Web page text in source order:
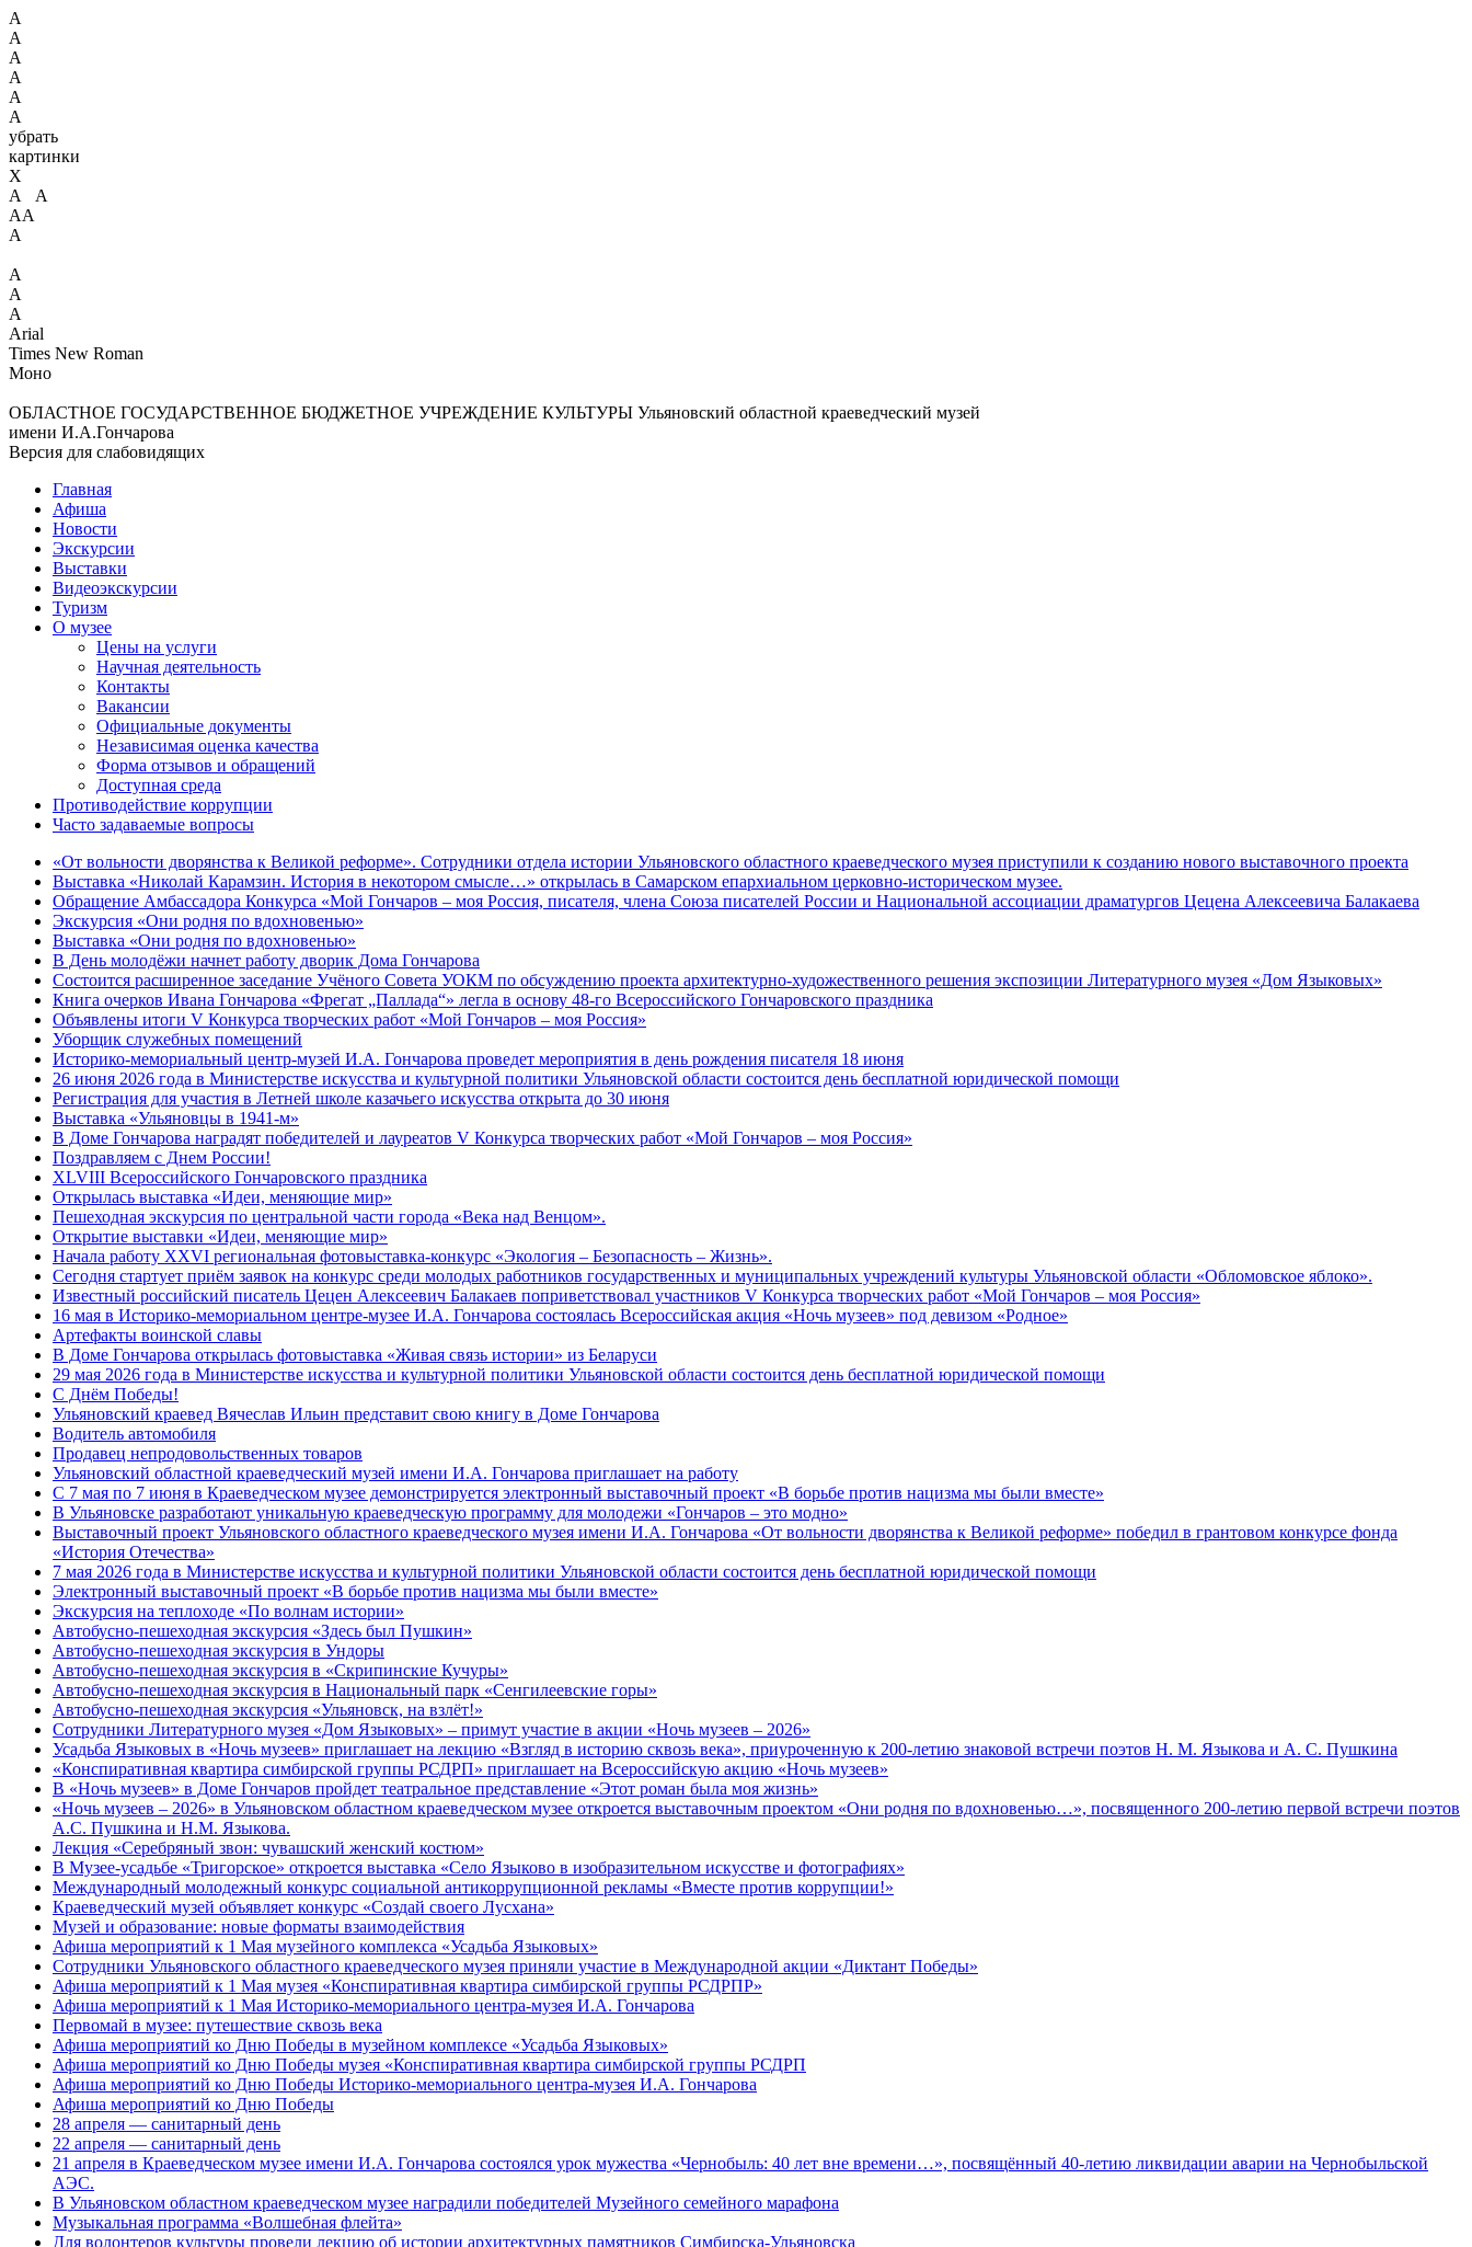
А
А
А
А
А
А
убрать
картинки
X
А А
АА
А
А
А
А
Arial
Times New Roman
Моно
ОБЛАСТНОЕ ГОСУДАРСТВЕННОЕ БЮДЖЕТНОЕ УЧРЕЖДЕНИЕ КУЛЬТУРЫ Ульяновский областной краеведческий музей
имени И.А.Гончарова
Версия для слабовидящих
Главная
Афиша
Новости
Экскурсии
Выставки
Видеоэкскурсии
Туризм
О музее
Цены на услуги
Научная деятельность
Контакты
Вакансии
Официальные документы
Независимая оценка качества
Форма отзывов и обращений
Доступная среда
Противодействие коррупции
Часто задаваемые вопросы
«От вольности дворянства к Великой реформе». Сотрудники отдела истории Ульяновского областного краеведческого музея приступили к созданию нового выставочного проекта
Выставка «Николай Карамзин. История в некотором смысле…» открылась в Самарском епархиальном церковно-историческом музее.
Обращение Амбассадора Конкурса «Мой Гончаров – моя Россия, писателя, члена Союза писателей России и Национальной ассоциации драматургов Цецена Алексеевича Балакаева
Экскурсия «Они родня по вдохновенью»
Выставка «Они родня по вдохновенью»
В День молодёжи начнет работу дворик Дома Гончарова
Состоится расширенное заседание Учёного Совета УОКМ по обсуждению проекта архитектурно-художественного решения экспозиции Литературного музея «Дом Языковых»
Книга очерков Ивана Гончарова «Фрегат „Паллада“» легла в основу 48-го Всероссийского Гончаровского праздника
Объявлены итоги V Конкурса творческих работ «Мой Гончаров – моя Россия»
Уборщик служебных помещений
Историко-мемориальный центр-музей И.А. Гончарова проведет мероприятия в день рождения писателя 18 июня
26 июня 2026 года в Министерстве искусства и культурной политики Ульяновской области состоится день бесплатной юридической помощи
Регистрация для участия в Летней школе казачьего искусства открыта до 30 июня
Выставка «Ульяновцы в 1941-м»
В Доме Гончарова наградят победителей и лауреатов V Конкурса творческих работ «Мой Гончаров – моя Россия»
Поздравляем с Днем России!
XLVIII Всероссийского Гончаровского праздника
Открылась выставка «Идеи, меняющие мир»
Пешеходная экскурсия по центральной части города «Века над Венцом».
Открытие выставки «Идеи, меняющие мир»
Начала работу XXVI региональная фотовыставка-конкурс «Экология – Безопасность – Жизнь».
Сегодня стартует приём заявок на конкурс среди молодых работников государственных и муниципальных учреждений культуры Ульяновской области «Обломовское яблоко».
Известный российский писатель Цецен Алексеевич Балакаев поприветствовал участников V Конкурса творческих работ «Мой Гончаров – моя Россия»
16 мая в Историко-мемориальном центре-музее И.А. Гончарова состоялась Всероссийская акция «Ночь музеев» под девизом «Родное»
Артефакты воинской славы
В Доме Гончарова открылась фотовыставка «Живая связь истории» из Беларуси
29 мая 2026 года в Министерстве искусства и культурной политики Ульяновской области состоится день бесплатной юридической помощи
С Днём Победы!
Ульяновский краевед Вячеслав Ильин представит свою книгу в Доме Гончарова
Водитель автомобиля
Продавец непродовольственных товаров
Ульяновский областной краеведческий музей имени И.А. Гончарова приглашает на работу
С 7 мая по 7 июня в Краеведческом музее демонстрируется электронный выставочный проект «В борьбе против нацизма мы были вместе»
В Ульяновске разработают уникальную краеведческую программу для молодежи «Гончаров – это модно»
Выставочный проект Ульяновского областного краеведческого музея имени И.А. Гончарова «От вольности дворянства к Великой реформе» победил в грантовом конкурсе фонда
«История Отечества»
7 мая 2026 года в Министерстве искусства и культурной политики Ульяновской области состоится день бесплатной юридической помощи
Электронный выставочный проект «В борьбе против нацизма мы были вместе»
Экскурсия на теплоходе «По волнам истории»
Автобусно-пешеходная экскурсия «Здесь был Пушкин»
Автобусно-пешеходная экскурсия в Ундоры
Автобусно-пешеходная экскурсия в «Скрипинские Кучуры»
Автобусно-пешеходная экскурсия в Национальный парк «Сенгилеевские горы»
Автобусно-пешеходная экскурсия «Ульяновск, на взлёт!»
Сотрудники Литературного музея «Дом Языковых» – примут участие в акции «Ночь музеев – 2026»
Усадьба Языковых в «Ночь музеев» приглашает на лекцию «Взгляд в историю сквозь века», приуроченную к 200-летию знаковой встречи поэтов Н. М. Языкова и А. С. Пушкина
«Конспиративная квартира симбирской группы РСДРП» приглашает на Всероссийскую акцию «Ночь музеев»
В «Ночь музеев» в Доме Гончаров пройдет театральное представление «Этот роман была моя жизнь»
«Ночь музеев – 2026» в Ульяновском областном краеведческом музее откроется выставочным проектом «Они родня по вдохновенью…», посвященного 200-летию первой встречи поэтов
А.С. Пушкина и Н.М. Языкова.
Лекция «Серебряный звон: чувашский женский костюм»
В Музее-усадьбе «Тригорское» откроется выставка «Село Языково в изобразительном искусстве и фотографиях»
Международный молодежный конкурс социальной антикоррупционной рекламы «Вместе против коррупции!»
Краеведческий музей объявляет конкурс «Создай своего Лусхана»
Музей и образование: новые форматы взаимодействия
Афиша мероприятий к 1 Мая музейного комплекса «Усадьба Языковых»
Сотрудники Ульяновского областного краеведческого музея приняли участие в Международной акции «Диктант Победы»
Афиша мероприятий к 1 Мая музея «Конспиративная квартира симбирской группы РСДРПР»
Афиша мероприятий к 1 Мая Историко-мемориального центра-музея И.А. Гончарова
Первомай в музее: путешествие сквозь века
Афиша мероприятий ко Дню Победы в музейном комплексе «Усадьба Языковых»
Афиша мероприятий ко Дню Победы музея «Конспиративная квартира симбирской группы РСДРП
Афиша мероприятий ко Дню Победы Историко-мемориального центра-музея И.А. Гончарова
Афиша мероприятий ко Дню Победы
28 апреля — санитарный день
22 апреля — санитарный день
21 апреля в Краеведческом музее имени И.А. Гончарова состоялся урок мужества «Чернобыль: 40 лет вне времени…», посвящённый 40-летию ликвидации аварии на Чернобыльской
АЭС.
В Ульяновском областном краеведческом музее наградили победителей Музейного семейного марафона
Музыкальная программа «Волшебная флейта»
Для волонтеров культуры провели лекцию об истории архитектурных памятников Симбирска-Ульяновска